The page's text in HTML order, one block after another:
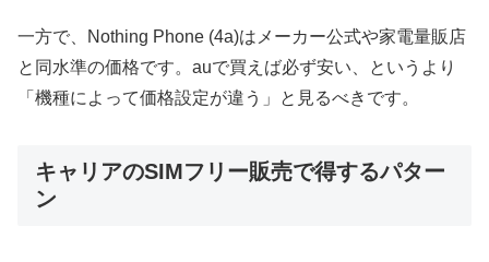
一方で、Nothing Phone (4a)はメーカー公式や家電量販店
と同水準の価格です。auで買えば必ず安い、というより
「機種によって価格設定が違う」と見るべきです。
キャリアのSIMフリー販売で得するパター
ン